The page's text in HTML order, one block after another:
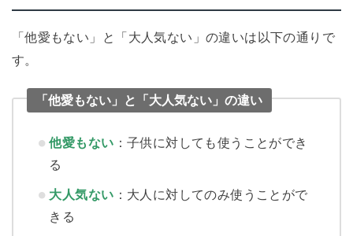
「他愛もない」と「大人気ない」の違いは以下の通りで
す。
「他愛もない」と「大人気ない」の違い
他愛もない ：子供に対しても使うことができ
る
大人気ない ：大人に対してのみ使うことがで
きる